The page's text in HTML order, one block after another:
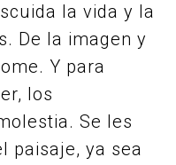
la vida y la
De la imagen y
Y para
los
Se les
paisaje, ya sea